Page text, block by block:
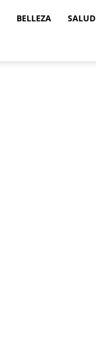
BELLEZA SALUD